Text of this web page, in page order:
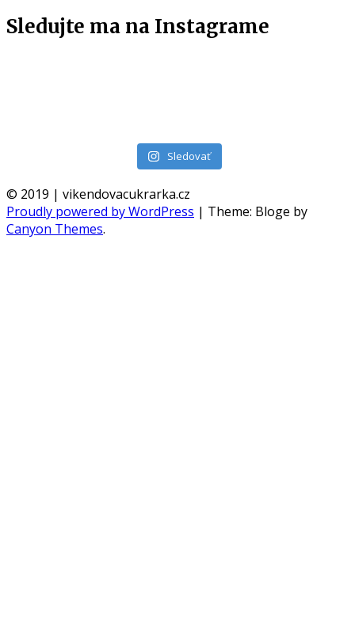
Sledujte ma na Instagrame
Sledovať
© 2019 | vikendovacukrarka.cz
Proudly powered by WordPress | Theme: Bloge by
Canyon Themes.